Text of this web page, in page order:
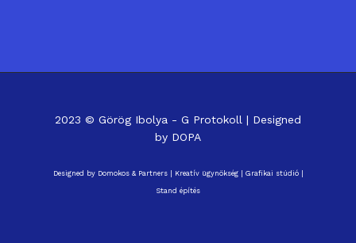
2023 © Görög Ibolya - G Protokoll | Designed
by DOPA
Designed by Domokos & Partners| Kreatív ügynökség| Grafikai stúdió|
Stand építés